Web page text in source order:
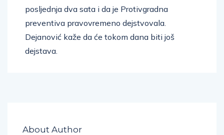
posljednja dva sata i da je Protivgradna
preventiva pravovremeno dejstvovala.
Dejanović kaže da će tokom dana biti još
dejstava.
About Author